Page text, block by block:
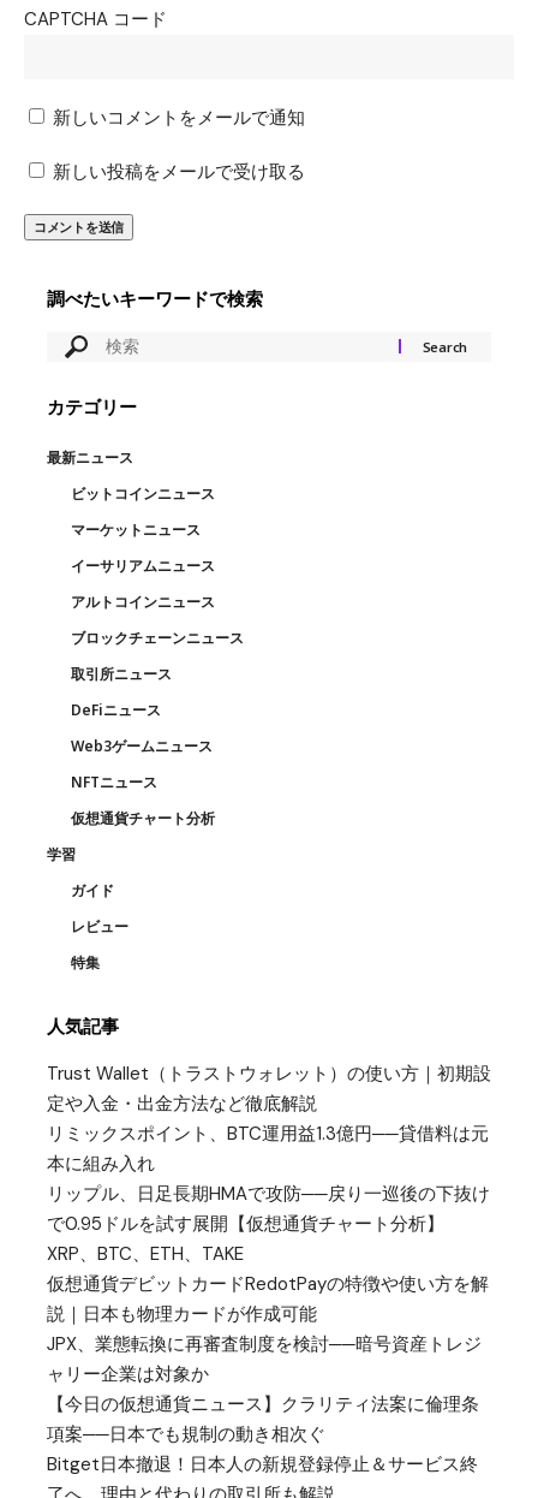
CAPTCHA コード
新しいコメントをメールで通知
新しい投稿をメールで受け取る
調べたいキーワードで検索
カテゴリー
最新ニュース
ビットコインニュース
マーケットニュース
イーサリアムニュース
アルトコインニュース
ブロックチェーンニュース
取引所ニュース
DeFiニュース
Web3ゲームニュース
NFTニュース
仮想通貨チャート分析
学習
ガイド
レビュー
特集
人気記事
Trust Wallet（トラストウォレット）の使い方｜初期設
定や入金・出金方法など徹底解説
リミックスポイント、BTC運用益1.3億円──貸借料は元
本に組み入れ
リップル、日足長期HMAで攻防──戻り一巡後の下抜け
で0.95ドルを試す展開【仮想通貨チャート分析】
XRP、BTC、ETH、TAKE
仮想通貨デビットカードRedotPayの特徴や使い方を解
説｜日本も物理カードが作成可能
JPX、業態転換に再審査制度を検討──暗号資産トレジ
ャリー企業は対象か
【今日の仮想通貨ニュース】クラリティ法案に倫理条
項案──日本でも規制の動き相次ぐ
Bitget日本撤退！日本人の新規登録停止＆サービス終